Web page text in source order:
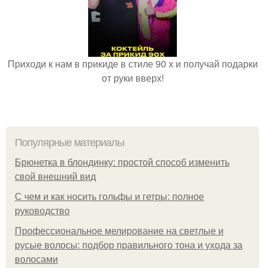
Приходи к нам в прикиде в стиле 90 х и получай подарки
от руки вверх!
Популярные материалы
Брюнетка в блондинку: простой способ изменить
свой внешний вид
С чем и как носить гольфы и гетры: полное
руководство
Профессиональное мелирование на светлые и
русые волосы: подбор правильного тона и ухода за
волосами